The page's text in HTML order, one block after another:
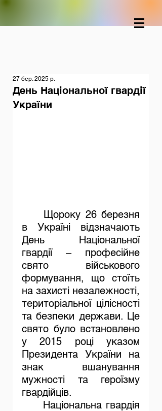
День Національної гвардії
України
27 бер. 2025 р.
в Україні відзначають
День Національної
гвардії – професійне
свято військового
формування, що стоїть
на захисті незалежності,
територіальної цілісності
та безпеки держави. Це
свято було встановлено
у 2015 році указом
Президента України на
знак вшанування
мужності та героїзму
гвардійців.